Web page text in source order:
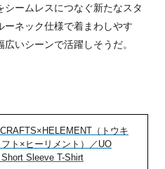
ームレスにつなぐ新たなスタ
ーネック仕様で着まわしやす
いシーンで活躍しそうだ。
（トウキ
フト×ヒーリメント）／UO
Sleeve T-Shirt